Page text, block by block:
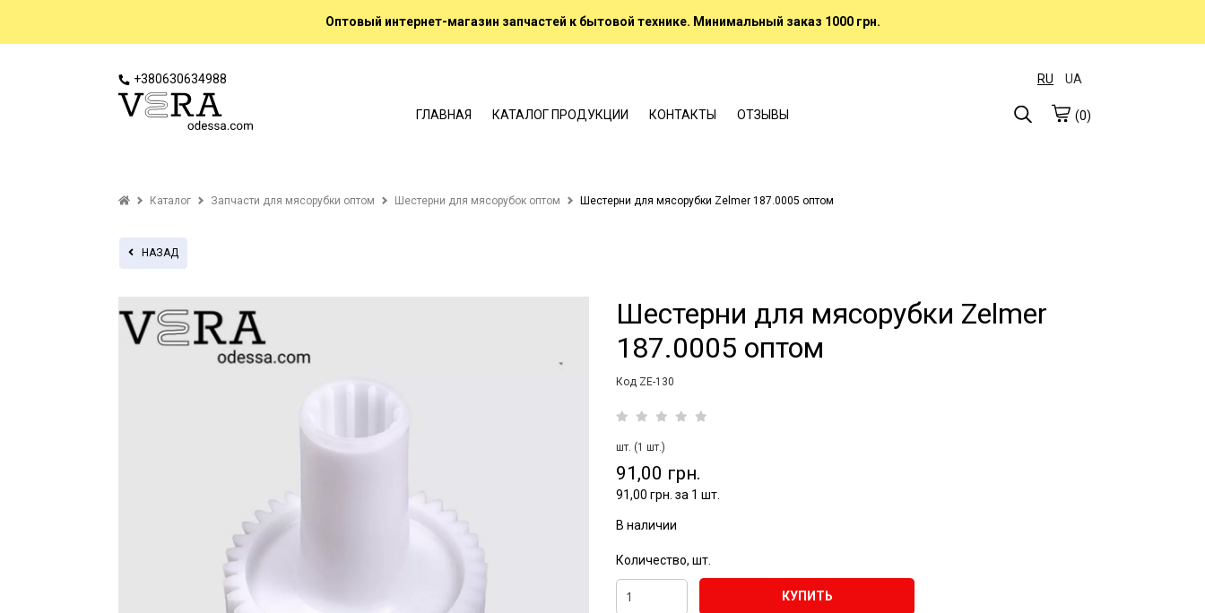
Оптовый интернет-магазин запчастей к бытовой технике. Минимальный заказ 1000 грн.
+380630634988 RU UA
ГЛАВНАЯ КАТАЛОГ ПРОДУКЦИИ КОНТАКТЫ ОТЗЫВЫ (0)
Каталог Запчасти для мясорубки оптом Шестерни для мясорубок оптом Шестерни для мясорубки Zelmer 187.0005 оптом
НАЗАД
Шестерни для мясорубки Zelmer
187.0005 оптом
Код ZE-130
шт. (1 шт.)
91,00 грн.
91,00 грн. за 1 шт.
В наличии
Количество, шт.
КУПИТЬ